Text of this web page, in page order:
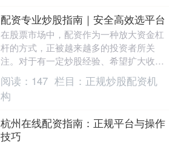
配资专业炒股指南｜安全高效选平台
在股票市场中，配资作为一种放大资金杠
杆的方式，正被越来越多的投资者所关
注。对于有一定炒股经验、希望扩大收益
空间的投资者来说，配资确实是一条值得
探索的路径。然而，....
阅读： 147 栏目： 正规炒股配资机
构
杭州在线配资指南：正规平台与操作
技巧